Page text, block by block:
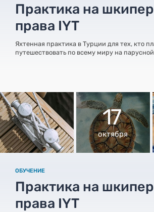
Практика на
права IYT
Яхтенная практика в Турции для тех, кто
путешествовать по всему миру на
17
октября
ОБУЧЕНИЕ
Практика на
права IYT